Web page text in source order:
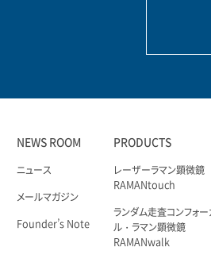
NEWS ROOM
ニュース
メールマガジン
Founder’s Note
PRODUCTS
レーザーラマン顕微鏡
RAMANtouch
ランダム走査コンフォー
ル・ラマン顕微鏡
RAMANwalk